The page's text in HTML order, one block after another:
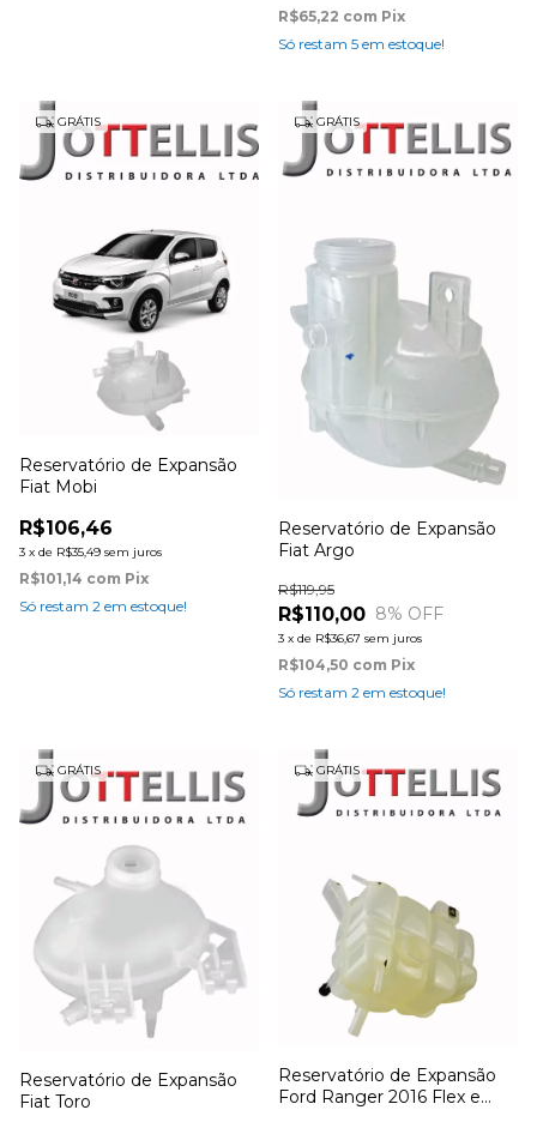
R$65,22 com Pix
Só restam 5 em estoque!
GRÁTIS
Reservatório de Expansão
Fiat Mobi
R$106,46
3 x de R$35,49 sem juros
R$101,14 com Pix
Só restam 2 em estoque!
GRÁTIS
Reservatório de Expansão
Fiat Argo
R$110,00
R$119,95
8% OFF
3 x de R$36,67 sem juros
R$104,50 com Pix
Só restam 2 em estoque!
GRÁTIS
Reservatório de Expansão
Fiat Toro
GRÁTIS
Reservatório de Expansão
Ford Ranger 2016 Flex e